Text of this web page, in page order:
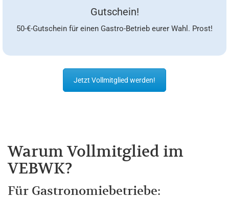
Gutschein!
50-€-Gutschein für einen Gastro-Betrieb eurer Wahl. Prost!
Jetzt Vollmitglied werden!
Warum Vollmitglied im
VEBWK?
Für Gastronomiebetriebe: